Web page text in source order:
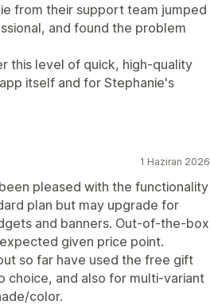
from their support team jumped
and found the problem
this level of quick, high-quality
itself and for Stephanie's
1 Haziran 2026
pleased with the functionality
plan but may upgrade for
and banners. Out-of-the-box
given price point.
so far have used the free gift
choice, and also for multi-variant
color.